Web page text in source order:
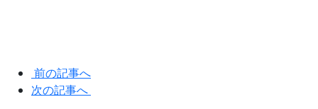
前の記事へ
次の記事へ